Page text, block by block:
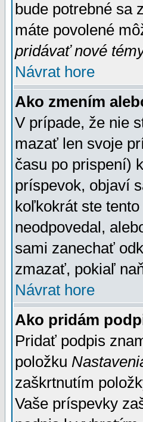
bude potrebné sa
máte povolené
pridávať nové
Návrat hore
Ako zmením
V prípade, že nie
mazať len svoje
času po prispení)
príspevok, objaví
koľkokrát ste
neodpovedal,
sami zanechať
zmazať, pokiaľ
Návrat hore
Ako pridám
Pridať podpis
položku
zaškrtnutím
Vaše príspevky